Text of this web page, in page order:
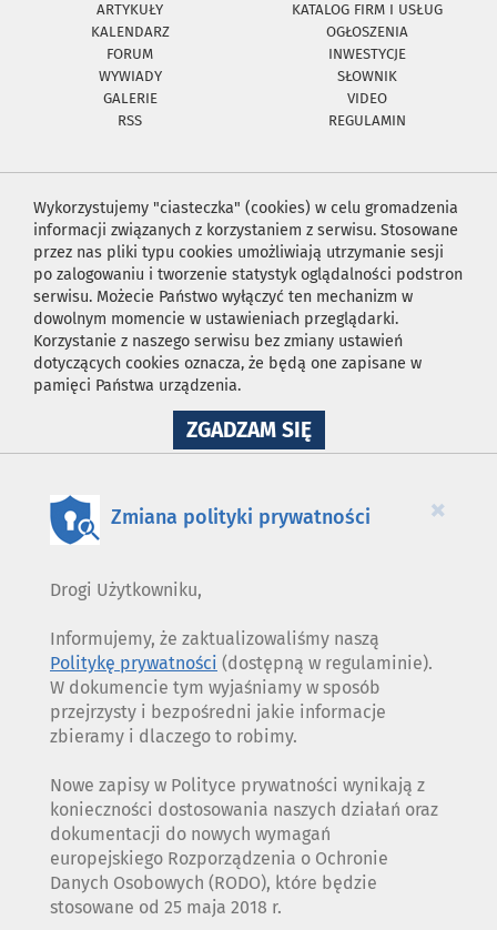
ARTYKUŁY
KATALOG FIRM I USŁUG
KALENDARZ
OGŁOSZENIA
FORUM
INWESTYCJE
WYWIADY
SŁOWNIK
GALERIE
VIDEO
RSS
REGULAMIN
Wykorzystujemy "ciasteczka" (cookies) w celu gromadzenia
informacji związanych z korzystaniem z serwisu. Stosowane
przez nas pliki typu cookies umożliwiają utrzymanie sesji
po zalogowaniu i tworzenie statystyk oglądalności podstron
serwisu. Możecie Państwo wyłączyć ten mechanizm w
dowolnym momencie w ustawieniach przeglądarki.
Korzystanie z naszego serwisu bez zmiany ustawień
dotyczących cookies oznacza, że będą one zapisane w
pamięci Państwa urządzenia.
ZGADZAM SIĘNA
WYKORZYSTANIE
×
Zmiana polityki prywatności
Drogi Użytkowniku,
Informujemy, że zaktualizowaliśmy naszą
Politykę prywatności (dostępną w regulaminie).
W dokumencie tym wyjaśniamy w sposób
przejrzysty i bezpośredni jakie informacje
zbieramy i dlaczego to robimy.
Nowe zapisy w Polityce prywatności wynikają z
konieczności dostosowania naszych działań oraz
dokumentacji do nowych wymagań
europejskiego Rozporządzenia o Ochronie
Danych Osobowych (RODO), które będzie
stosowane od 25 maja 2018 r.